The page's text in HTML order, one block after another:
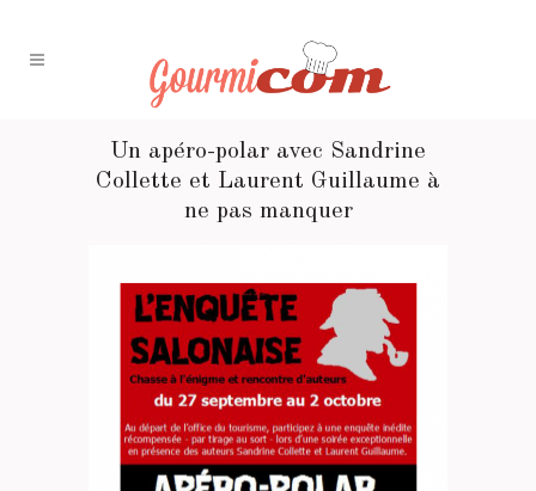
Un apéro-polar avec Sandrine
Collette et Laurent Guillaume à
ne pas manquer